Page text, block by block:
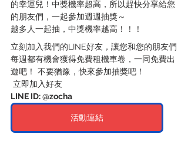
的幸運兒！中獎機率超高，所以趕快分享給您
的朋友們，一起參加週週抽獎～
越多人一起抽，中獎機率越高！！！
立刻加入我們的LINE好友，讓您和您的朋友們
每週都有機會獲得免費租機車卷，一同免費出
遊吧！ 不要猶豫，快來參加抽獎吧！
立即加入好友
LINE ID: @zocha
活動連結